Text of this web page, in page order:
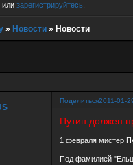
илизарегистрируйтесь.
» Новости » Новости
Поделиться2011-01-
Путин должен
1 февраля мистер
Под фамилией